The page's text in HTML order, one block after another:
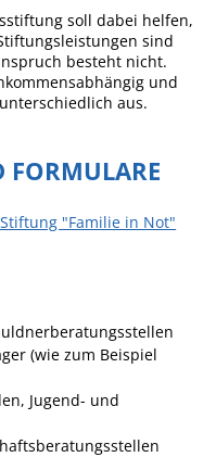
der NetzeBW
soll dabei helfen,
sind
besteht nicht.
und
aus.
"Familie in Not"
(wie zum Beispiel
Jugend- und